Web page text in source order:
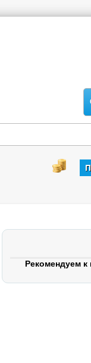
Рекомендуем к